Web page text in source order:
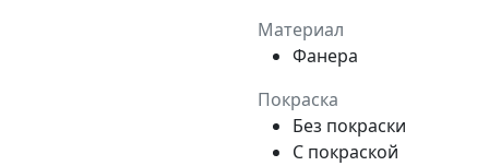
Материал
Фанера
Покраска
Без покраски
С покраской